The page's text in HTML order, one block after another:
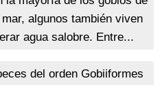
algunos también viven
agua salobre. Entre...
del orden Gobiiformes